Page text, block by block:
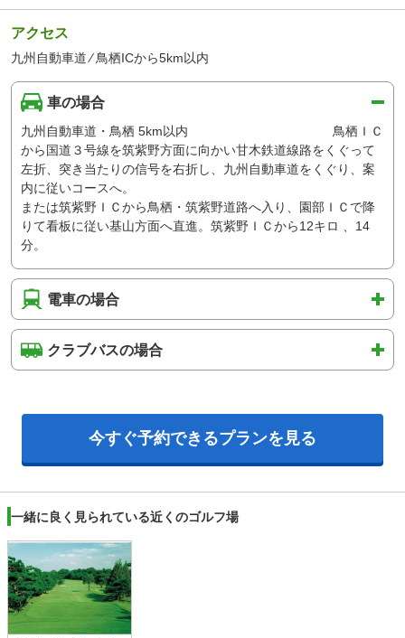
アクセス
九州自動車道 ⁄ 鳥栖ICから5km以内
車の場合
九州自動車道・鳥栖 5km以内 鳥栖ＩＣ
から国道３号線を筑紫野方面に向かい甘木鉄道線路をくぐって
左折、突き当たりの信号を右折し、九州自動車道をくぐり、案
内に従いコースへ。
または筑紫野ＩＣから鳥栖・筑紫野道路へ入り、園部ＩＣで降
りて看板に従い基山方面へ直進。筑紫野ＩＣから12キロ 、14
分。
電車の場合
クラブバスの場合
今すぐ予約できるプランを見る
一緒に良く見られている近くのゴルフ場